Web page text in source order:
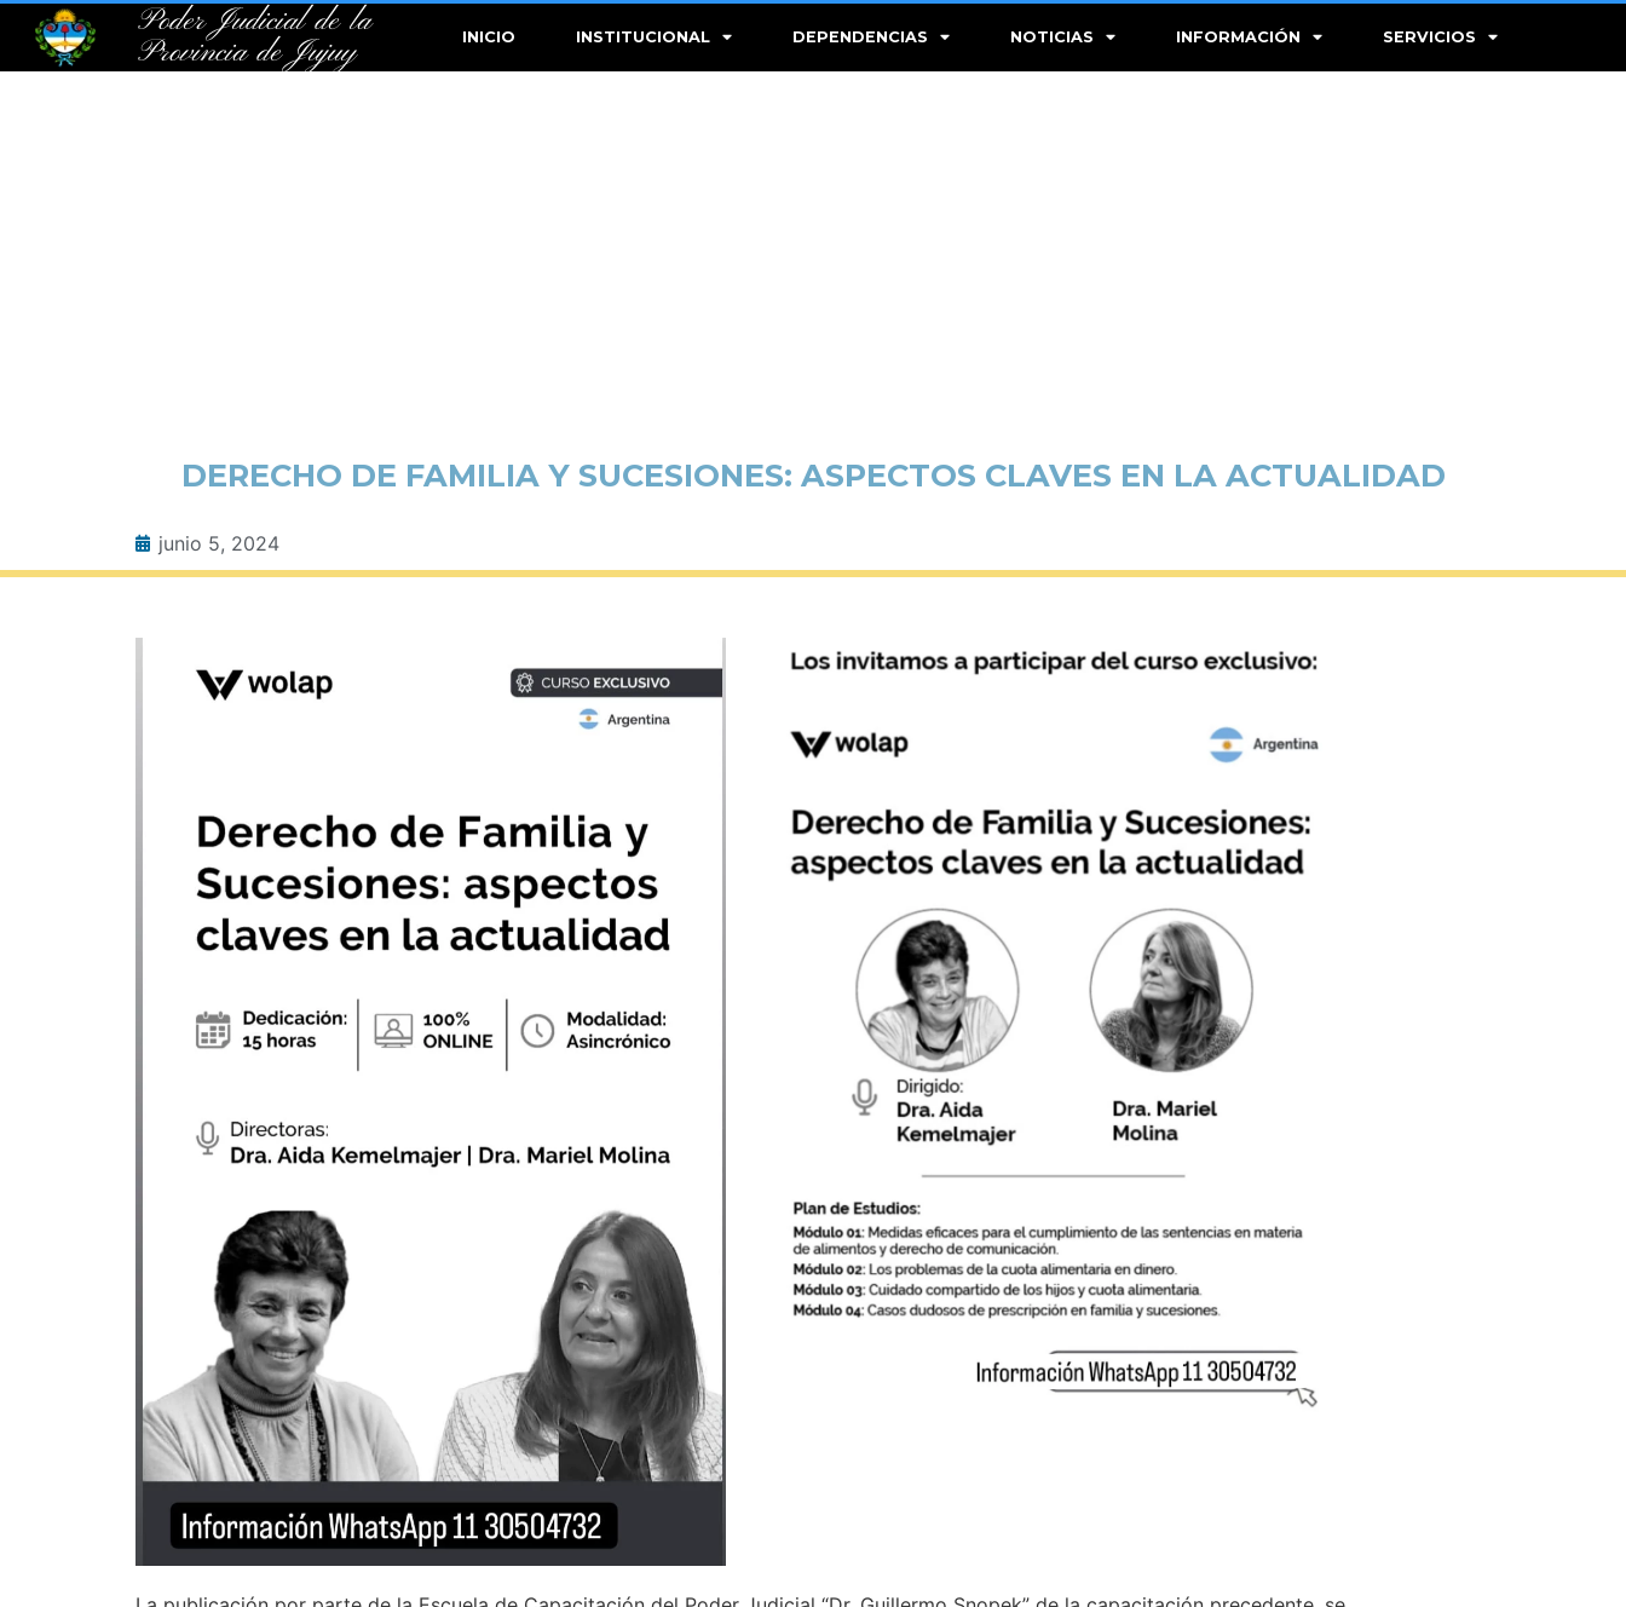
Poder Judicial de la
Provincia de Jujuy
INICIO INSTITUCIONAL DEPENDENCIAS NOTICIAS INFORMACIÓN SERVICIOS
DERECHO DE FAMILIA Y SUCESIONES: ASPECTOS CLAVES EN LA ACTUALIDAD
junio 5, 2024